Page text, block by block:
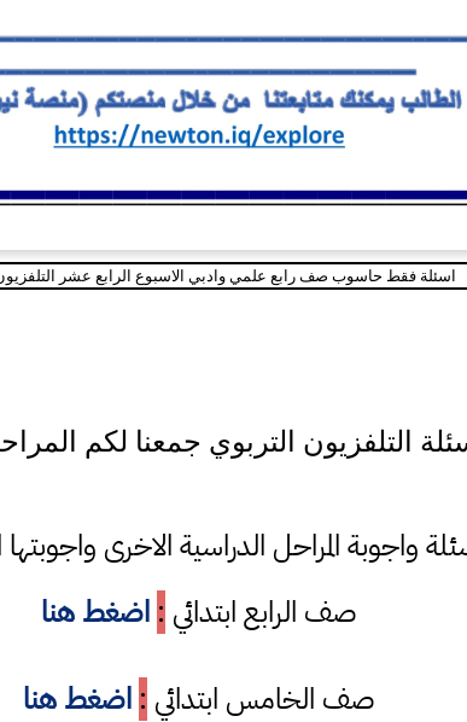
اسئلة فقط حاسوب صف رابع علمي وادبي الاسبوع الرابع عشر
التلفزيون التربوي جمعنا لكم
واجوبة المراحل الدراسية الاخرى واجوبتها
صف الرابع ابتدائي : اضغط هنا
صف الخامس ابتدائي : اضغط هنا